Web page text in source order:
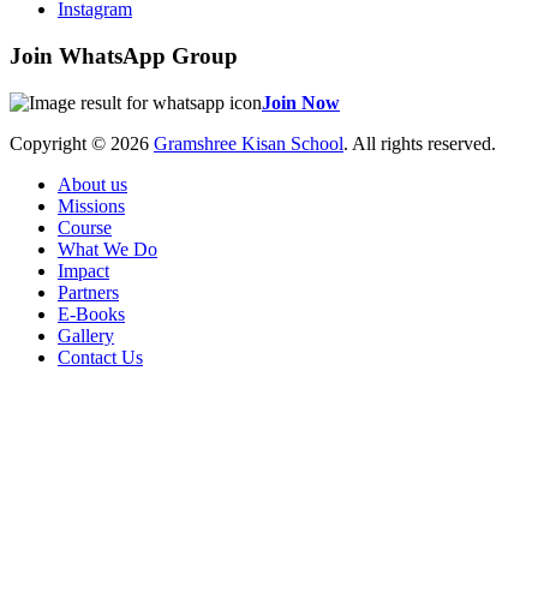
Instagram
Join WhatsApp Group
Join Now
Copyright © 2026 Gramshree Kisan School. All rights reserved.
About us
Missions
Course
What We Do
Impact
Partners
E-Books
Gallery
Contact Us